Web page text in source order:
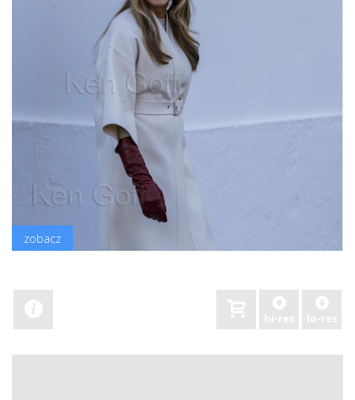
zobacz
hi-res lo-res